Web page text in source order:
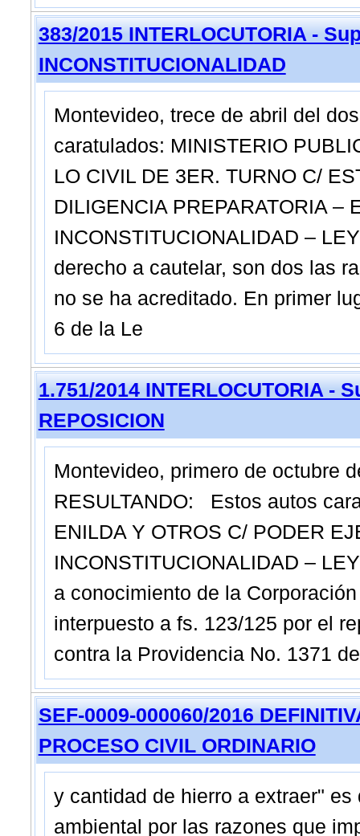
383/2015 INTERLOCUTORIA -
INCONSTITUCIONALIDAD
Montevideo, trece de abril del
caratulados: MINISTERIO
LO CIVIL DE 3ER. TURNO C/
DILIGENCIA PREPARATORIA –
INCONSTITUCIONALIDAD –
derecho a cautelar, son dos las
no se ha acreditado. En primer
6 de la Le
1.751/2014 INTERLOCUTORIA -
REPOSICION
Montevideo, primero de octubre
RESULTANDO: Estos autos
ENILDA Y OTROS C/ PODER
INCONSTITUCIONALIDAD –
a conocimiento de la
interpuesto a fs. 123/125 por el
contra la Providencia No. 1371
SEF-0009-000060/2016
PROCESO CIVIL ORDINARIO
y cantidad de hierro a extraer"
ambiental por las razones que